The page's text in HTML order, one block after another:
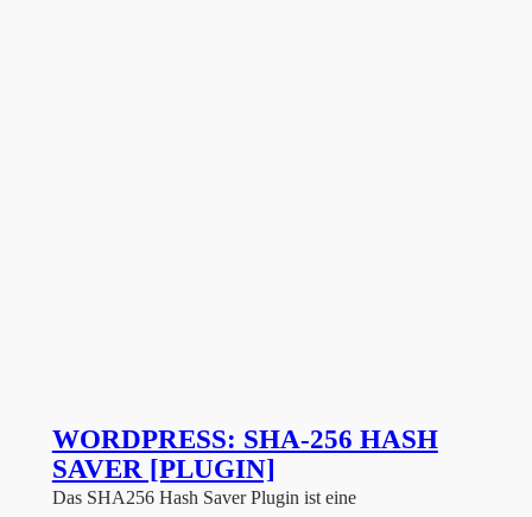
WORDPRESS: SHA-256 HASH
SAVER [PLUGIN]
Das SHA256 Hash Saver Plugin ist eine